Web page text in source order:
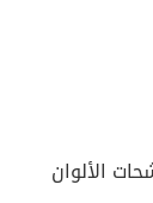
تأثير مثل مرشحات الألوان